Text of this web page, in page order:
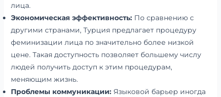
лица.
Экономическая эффективность:По сравнению с
другими странами, Турция предлагает процедуру
феминизации лица по значительно более низкой
цене. Такая доступность позволяет большему числу
людей получить доступ к этим процедурам,
меняющим жизнь.
Проблемы коммуникации:Языковой барьер иногда